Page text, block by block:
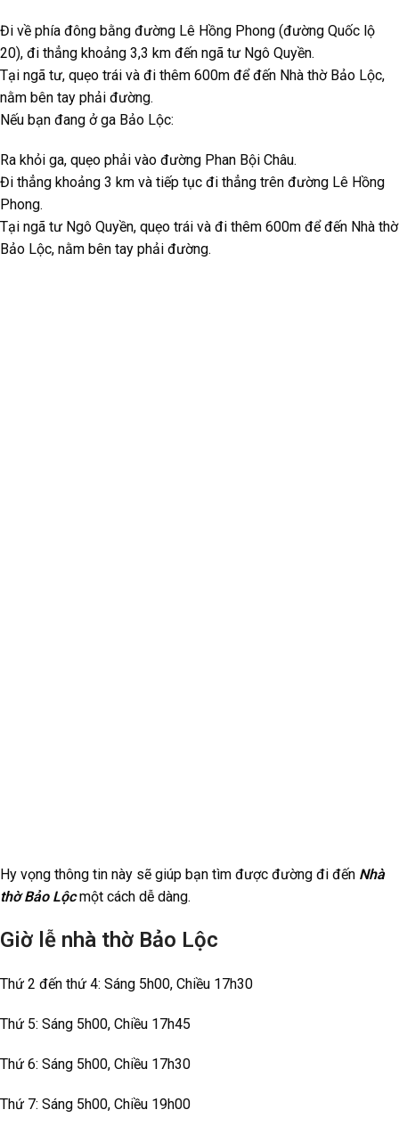
Đi về phía đông bằng đường Lê Hồng Phong (đường Quốc lộ
20), đi thẳng khoảng 3,3 km đến ngã tư Ngô Quyền.
Tại ngã tư, quẹo trái và đi thêm 600m để đến Nhà thờ Bảo Lộc,
nằm bên tay phải đường.
Nếu bạn đang ở ga Bảo Lộc:
Ra khỏi ga, quẹo phải vào đường Phan Bội Châu.
Đi thẳng khoảng 3 km và tiếp tục đi thẳng trên đường Lê Hồng
Phong.
Tại ngã tư Ngô Quyền, quẹo trái và đi thêm 600m để đến Nhà thờ
Bảo Lộc, nằm bên tay phải đường.
Hy vọng thông tin này sẽ giúp bạn tìm được đường đi đến Nhà
thờ Bảo Lộcmột cách dễ dàng.
Giờ lễ nhà thờ Bảo Lộc
Thứ 2 đến thứ 4: Sáng 5h00, Chiều 17h30
Thứ 5: Sáng 5h00, Chiều 17h45
Thứ 6: Sáng 5h00, Chiều 17h30
Thứ 7: Sáng 5h00, Chiều 19h00